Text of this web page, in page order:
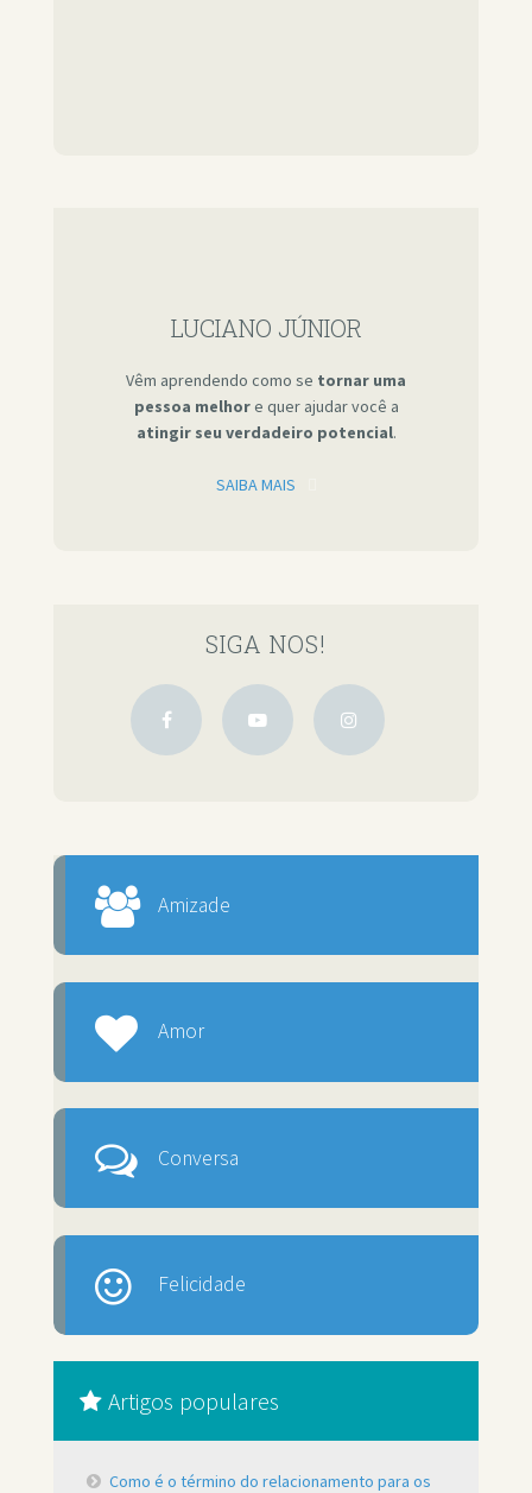
LUCIANO JÚNIOR
Vêm aprendendo como se tornar uma
pessoa melhore quer ajudar você a
atingir seu verdadeiro potencial.
SAIBA MAIS
SIGA NOS!
Amizade
Amor
Conversa
Felicidade
Artigos populares
Como é o término do relacionamento para os